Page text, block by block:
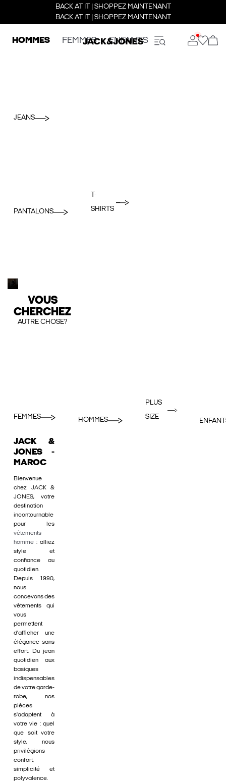
BACK AT IT | SHOPPEZ MAINTENANT
BACK AT IT | SHOPPEZ MAINTENANT
HOMMES FEMMES ENFANTS
JEANS
PANTALONS
T-
SHIRTS
VOUS
CHERCHEZ
AUTRE CHOSE?
FEMMES HOMMES
PLUS
SIZE
JACK &
JONES -
MAROC
Bienvenue
chez JACK &
JONES, votre
destination
incontournable
pour les
vêtements
homme : alliez
style et
confiance au
quotidien.
Depuis 1990,
nous
concevons des
vêtements qui
vous
permettent
d'afficher une
élégance sans
effort. Du jean
quotidien aux
basiques
indispensables
de votre garde-
robe, nos
pièces
s'adaptent à
votre vie : quel
que soit votre
style, nous
privilégions
confort,
simplicité et
polyvalence.